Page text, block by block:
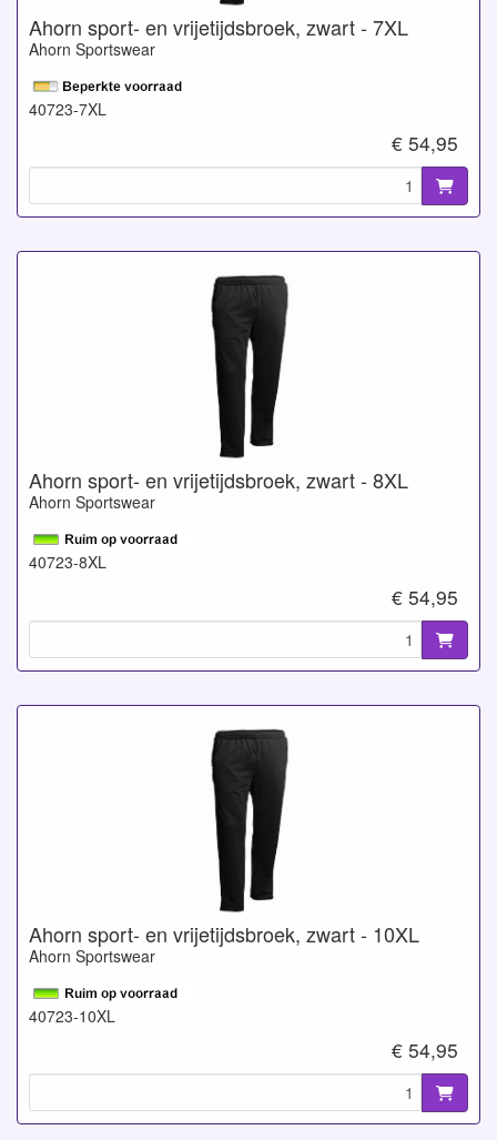
Ahorn sport- en vrijetijdsbroek, zwart - 7XL
Ahorn Sportswear
40723-7XL
€ 54,95
Ahorn sport- en vrijetijdsbroek, zwart - 8XL
Ahorn Sportswear
40723-8XL
€ 54,95
Ahorn sport- en vrijetijdsbroek, zwart - 10XL
Ahorn Sportswear
40723-10XL
€ 54,95